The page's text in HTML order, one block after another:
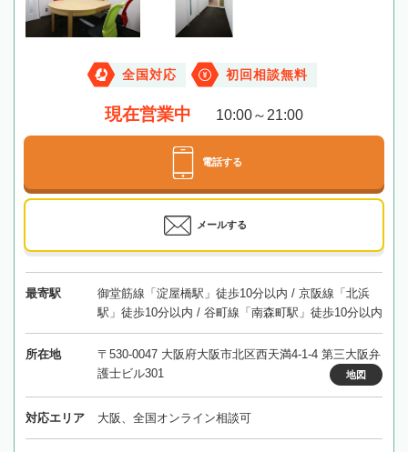
全国対応 初回相談無料
現在営業中 10:00～21:00
電話する
メールする
最寄駅
御堂筋線「淀屋橋駅」徒歩10分以内 / 京阪線「北浜
駅」徒歩10分以内 / 谷町線「南森町駅」徒歩10分以内
所在地
〒530-0047 大阪府大阪市北区西天満4-1-4 第三大阪弁
護士ビル301
地図
対応エリア 大阪、全国オンライン相談可